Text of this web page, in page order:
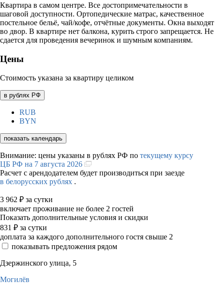
Квартира в самом центре. Все достопримечательности в
шаговой доступности. Ортопедические матрас, качественное
постельное бельё, чай/кофе, отчётные документы. Окна выходят
во двор. В квартире нет балкона, курить строго запрещается. Не
сдается для проведения вечеринок и шумным компаниям.
Цены
Стоимость указана за квартиру целиком
в рублях РФ
RUB
BYN
показать календарь
Внимание: цены указаны в рублях РФ по текущему курсу
ЦБ РФ на 7 августа 2026
Расчет с арендодателем будет производиться при заезде
в белорусских рублях .
3 962 ₽ за сутки
включает проживание не более 2 гостей
Показать дополнительные условия и скидки
831 ₽ за сутки
доплата за каждого дополнительного гостя свыше 2
показывать предложения рядом
Дзержинского улица, 5
Могилёв